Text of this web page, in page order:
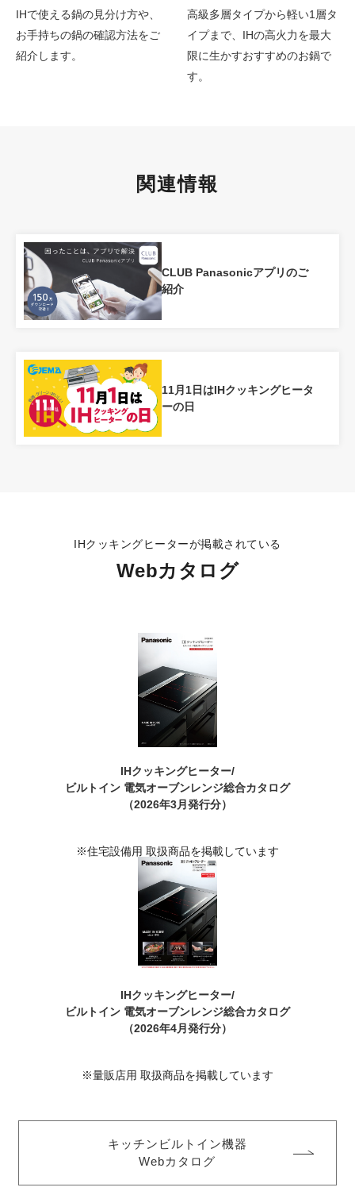
IHで使える鍋の見分け方や、
お手持ちの鍋の確認方法をご
紹介します。
高級多層タイプから軽い1層タ
イプまで、IHの高火力を最大
限に生かすおすすめのお鍋で
す。
関連情報
CLUB Panasonicアプリのご
紹介
11月1日はIHクッキングヒータ
ーの日
IHクッキングヒーターが掲載されている
Webカタログ
IHクッキングヒーター/
ビルトイン 電気オーブンレンジ総合カタログ
（2026年3月発行分）
※住宅設備用 取扱商品を掲載しています
IHクッキングヒーター/
ビルトイン 電気オーブンレンジ総合カタログ
（2026年4月発行分）
※量販店用 取扱商品を掲載しています
キッチンビルトイン機器
Webカタログ